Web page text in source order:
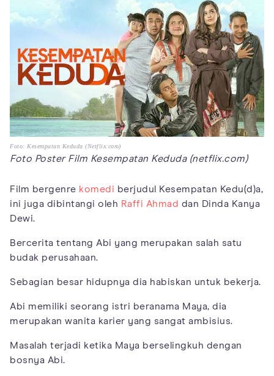
Foto: Kesempatan Keduda (Netflix.com)
Foto Poster Film Kesempatan Keduda (netflix.com)
Film bergenre komedi berjudul Kesempatan Kedu(d)a,
ini juga dibintangi oleh Raffi Ahmad dan Dinda Kanya
Dewi.
Bercerita tentang Abi yang merupakan salah satu
budak perusahaan.
Sebagian besar hidupnya dia habiskan untuk bekerja.
Abi memiliki seorang istri beranama Maya, dia
merupakan wanita karier yang sangat ambisius.
Masalah terjadi ketika Maya berselingkuh dengan
bosnya Abi.